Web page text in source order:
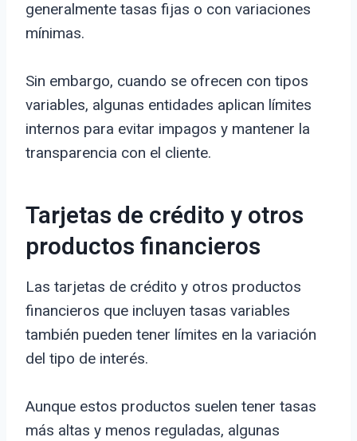
generalmente tasas fijas o con variaciones
mínimas.
Sin embargo, cuando se ofrecen con tipos
variables, algunas entidades aplican límites
internos para evitar impagos y mantener la
transparencia con el cliente.
Tarjetas de crédito y otros
productos financieros
Las tarjetas de crédito y otros productos
financieros que incluyen tasas variables
también pueden tener límites en la variación
del tipo de interés.
Aunque estos productos suelen tener tasas
más altas y menos reguladas, algunas